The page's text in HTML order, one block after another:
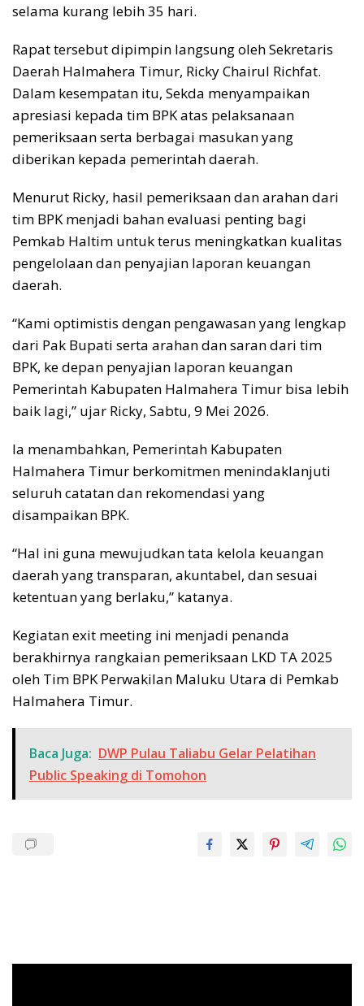
selama kurang lebih 35 hari.
Rapat tersebut dipimpin langsung oleh Sekretaris
Daerah Halmahera Timur, Ricky Chairul Richfat.
Dalam kesempatan itu, Sekda menyampaikan
apresiasi kepada tim BPK atas pelaksanaan
pemeriksaan serta berbagai masukan yang
diberikan kepada pemerintah daerah.
Menurut Ricky, hasil pemeriksaan dan arahan dari
tim BPK menjadi bahan evaluasi penting bagi
Pemkab Haltim untuk terus meningkatkan kualitas
pengelolaan dan penyajian laporan keuangan
daerah.
“Kami optimistis dengan pengawasan yang lengkap
dari Pak Bupati serta arahan dan saran dari tim
BPK, ke depan penyajian laporan keuangan
Pemerintah Kabupaten Halmahera Timur bisa lebih
baik lagi,” ujar Ricky, Sabtu, 9 Mei 2026.
Ia menambahkan, Pemerintah Kabupaten
Halmahera Timur berkomitmen menindaklanjuti
seluruh catatan dan rekomendasi yang
disampaikan BPK.
“Hal ini guna mewujudkan tata kelola keuangan
daerah yang transparan, akuntabel, dan sesuai
ketentuan yang berlaku,” katanya.
Kegiatan exit meeting ini menjadi penanda
berakhirnya rangkaian pemeriksaan LKD TA 2025
oleh Tim BPK Perwakilan Maluku Utara di Pemkab
Halmahera Timur.
Baca Juga: DWP Pulau Taliabu Gelar Pelatihan
Public Speaking di Tomohon